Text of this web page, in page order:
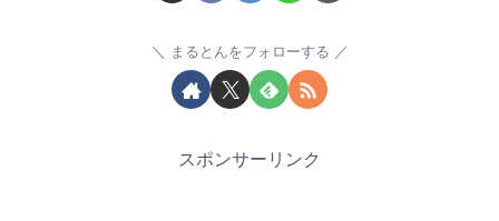
まるとんをフォローする
スポンサーリンク